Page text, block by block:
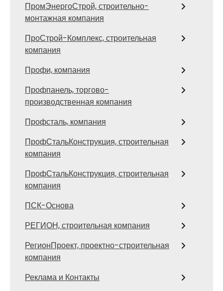
ПромЭнергоСтрой, строительно-
монтажная компания
ПроСтрой-Комплекс, строительная
компания
Профи, компания
Профпанель, торгово-
производственная компания
Профсталь, компания
ПрофСтальКонструкция, строительная
компания
ПрофСтальКонструкция, строительная
компания
ПСК-Основа
РЕГИОН, строительная компания
РегионПроект, проектно-строительная
компания
Реклама и Контакты